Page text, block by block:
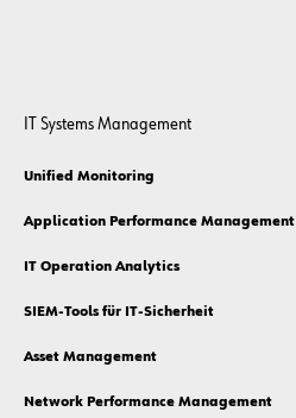
IT Systems Management
Unified Monitoring
Application Performance Management
IT Operation Analytics
SIEM-Tools für IT-Sicherheit
Asset Management
Network Performance Management